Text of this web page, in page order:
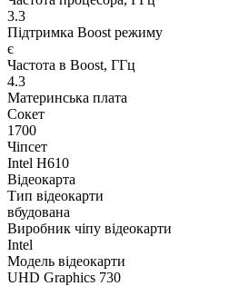
3.3
Підтримка Boost режиму
є
Частота в Boost, ГГц
4.3
Материнська плата
Сокет
1700
Чіпсет
Intel H610
Відеокарта
Тип відеокарти
вбудована
Виробник чіпу відеокарти
Intel
Модель відеокарти
UHD Graphics 730